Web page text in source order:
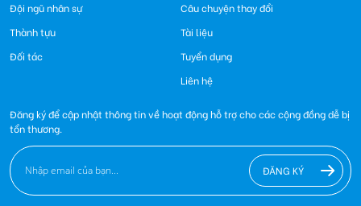
Đội ngũ nhân sự
Thành tựu
Đối tác
Câu chuyện thay đổi
Tài liệu
Tuyển dụng
Liên hệ
Đăng ký để cập nhật thông tin về hoạt động hỗ trợ cho các cộng đồng dễ bị
tổn thương.
ĐĂNG KÝ